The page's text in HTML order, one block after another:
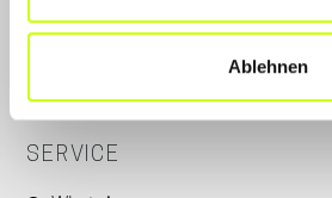
Ablehnen
LET'S CONNECT
Instagram
SERVICE